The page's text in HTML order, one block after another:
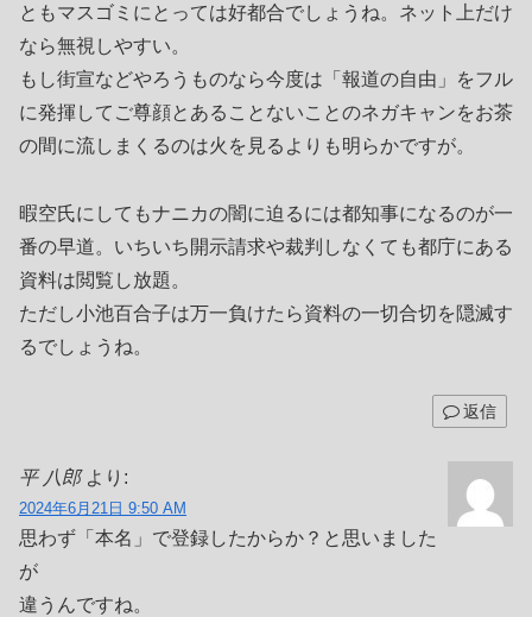
ともマスゴミにとっては好都合でしょうね。ネット上だけ
なら無視しやすい。
もし街宣などやろうものなら今度は「報道の自由」をフル
に発揮してご尊顔とあることないことのネガキャンをお茶
の間に流しまくるのは火を見るよりも明らかですが。
暇空氏にしてもナニカの闇に迫るには都知事になるのが一
番の早道。いちいち開示請求や裁判しなくても都庁にある
資料は閲覧し放題。
ただし小池百合子は万一負けたら資料の一切合切を隠滅す
るでしょうね。
返信
平 八郎 より:
2024年6月21日 9:50 AM
思わず「本名」で登録したからか？と思いました
が
違うんですね。